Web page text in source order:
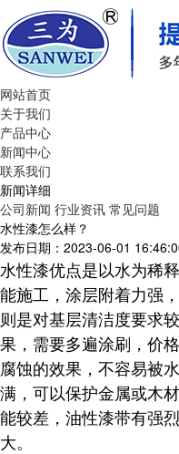
网站首页
关于我们
产品中心
新闻中心
联系我们
新闻详细
公司新闻 行业资讯 常见问题
水性漆怎么样？
发布日期：2023-06-01
水性漆优点是以水为稀
能施工，涂层附着力强
则是对基层清洁度要求
果，需要多遍涂刷，价
腐蚀的效果，不容易被
满，可以保护金属或木
能较差，油性漆带有强
大。